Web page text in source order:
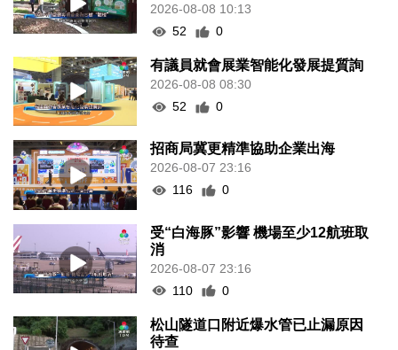
2026-08-08 10:13
52
0
有議員就會展業智能化發展提質詢
2026-08-08 08:30
52
0
招商局冀更精準協助企業出海
2026-08-07 23:16
116
0
受“白海豚”影響 機場至少12航班取
消
2026-08-07 23:16
110
0
松山隧道口附近爆水管已止漏原因
待查